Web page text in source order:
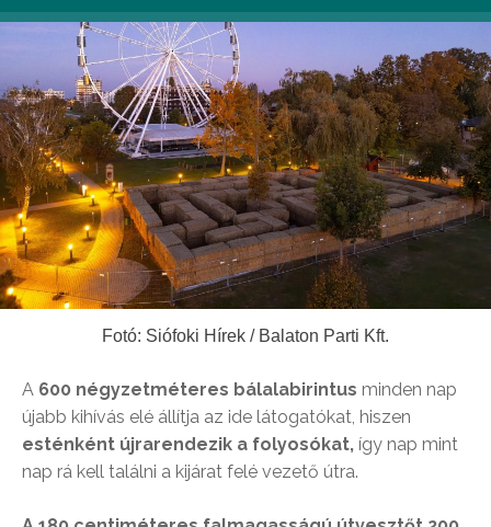
Fotó: Siófoki Hírek / Balaton Parti Kft.
A 600 négyzetméteres bálalabirintus minden nap
újabb kihívás elé állítja az ide látogatókat, hiszen
esténként újrarendezik a folyosókat, így nap mint
nap rá kell találni a kijárat felé vezető útra.